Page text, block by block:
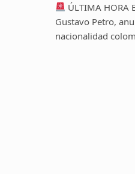
ÚLTIMA HORA
Gustavo Petro,
nacionalidad